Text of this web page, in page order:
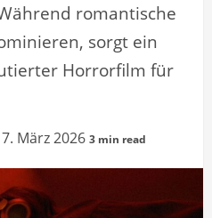
romantische
sorgt ein
Horrorfilm für
März 2026 3 min read